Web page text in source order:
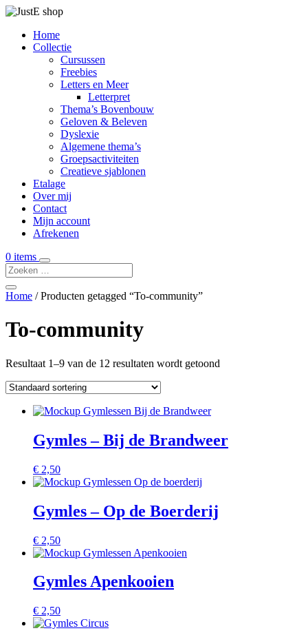
Home
Collectie
Cursussen
Freebies
Letters en Meer
Letterpret
Thema’s Bovenbouw
Geloven & Beleven
Dyslexie
Algemene thema’s
Groepsactiviteiten
Creatieve sjablonen
Etalage
Over mij
Contact
Mijn account
Afrekenen
0 items
Home / Producten getagged “To-community”
To-community
Resultaat 1–9 van de 12 resultaten wordt getoond
Gymles – Bij de Brandweer
€ 2,50
Gymles – Op de Boerderij
€ 2,50
Gymles Apenkooien
€ 2,50